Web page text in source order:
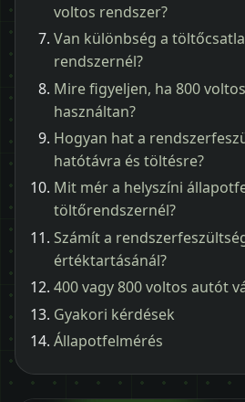
voltos rendszer?
Van különbség a
rendszernél?
Mire figyeljen, ha 800
használtan?
Hogyan hat a
hatótávra és töltésre?
Mit mér a helyszíni
töltőrendszernél?
Számít a
értéktartásánál?
400 vagy 800 voltos autót
Gyakori kérdések
Állapotfelmérés